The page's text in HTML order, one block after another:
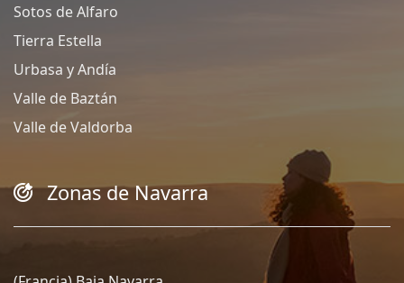
Sotos de Alfaro
Tierra Estella
Urbasa y Andía
Valle de Baztán
Valle de Valdorba
Zonas de Navarra